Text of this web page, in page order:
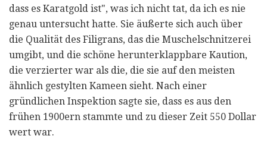
dass es Karatgold ist", was ich nicht tat, da ich es nie
genau untersucht hatte. Sie äußerte sich auch über
die Qualität des Filigrans, das die Muschelschnitzerei
umgibt, und die schöne herunterklappbare Kaution,
die verzierter war als die, die sie auf den meisten
ähnlich gestylten Kameen sieht. Nach einer
gründlichen Inspektion sagte sie, dass es aus den
frühen 1900ern stammte und zu dieser Zeit 550 Dollar
wert war.